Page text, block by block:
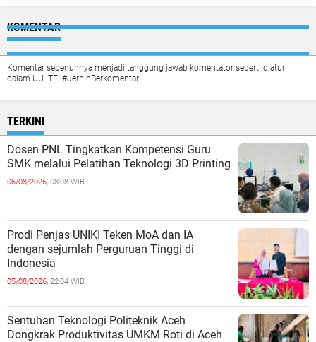
KOMENTAR
Komentar sepenuhnya menjadi tanggung jawab komentator seperti diatur
dalam UU ITE. #JernihBerkomentar
TERKINI
Dosen PNL Tingkatkan Kompetensi Guru
SMK melalui Pelatihan Teknologi 3D Printing
06/08/2026, 08:08 WIB
Prodi Penjas UNIKI Teken MoA dan IA
dengan sejumlah Perguruan Tinggi di
Indonesia
05/08/2026, 22:04 WIB
Sentuhan Teknologi Politeknik Aceh
Dongkrak Produktivitas UMKM Roti di Aceh